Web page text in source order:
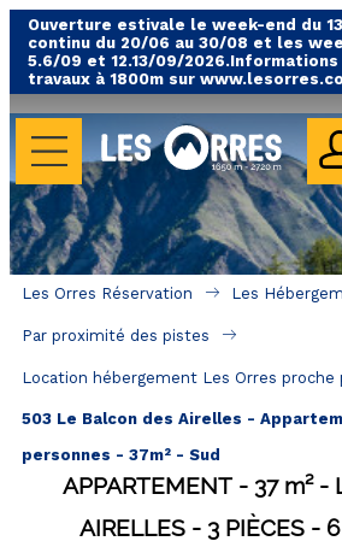
Ouverture estivale le week-end du
continu du 20/06 au 30/08 et les
5.6/09 et 12.13/09/
travaux à 1800m sur
LES
Toutes nos
Hébergements avec
Hébergements
A proximité des remontées
SÉJOURS & BONS
Les Orres Réservation Les
Par proximité des pistes
Location hébergement Les Orres proche
503 Le Balcon des Airelles -
personnes - 37m² - Sud
APPARTEMENT 37 m²
AIRELLES
3 PIÈCES